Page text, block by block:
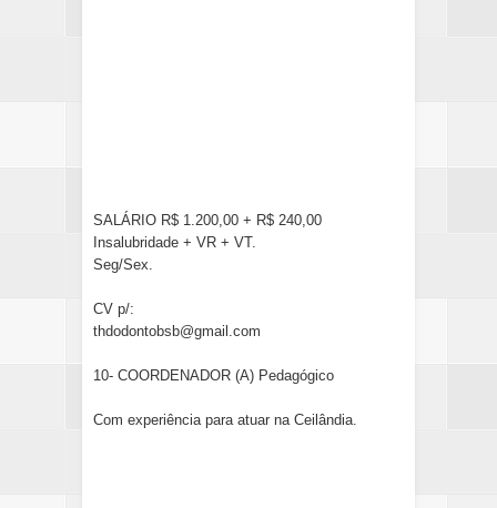
SALÁRIO R$ 1.200,00 + R$ 240,00
Insalubridade + VR + VT.
Seg/Sex.
CV p/:
thdodontobsb@gmail.com
10- COORDENADOR (A) Pedagógico
Com experiência para atuar na Ceilândia.